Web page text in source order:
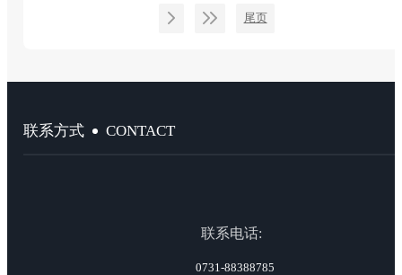
尾页
联系方式 CONTACT
联系电话:
0731-88388785